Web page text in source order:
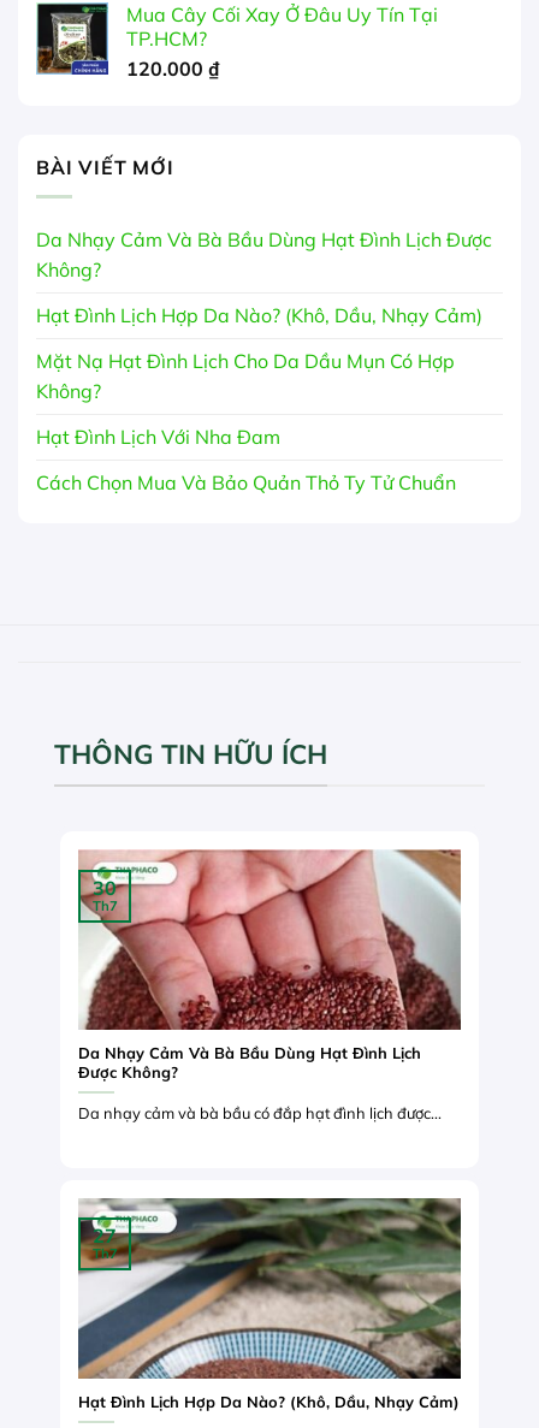
Mua Cây Cối Xay Ở Đâu Uy Tín Tại
TP.HCM?
120.000 ₫
BÀI VIẾT MỚI
Da Nhạy Cảm Và Bà Bầu Dùng Hạt Đình Lịch Được
Không?
Hạt Đình Lịch Hợp Da Nào? (Khô, Dầu, Nhạy Cảm)
Mặt Nạ Hạt Đình Lịch Cho Da Dầu Mụn Có Hợp
Không?
Hạt Đình Lịch Với Nha Đam
Cách Chọn Mua Và Bảo Quản Thỏ Ty Tử Chuẩn
THÔNG TIN HỮU ÍCH
Da Nhạy Cảm Và Bà Bầu Dùng Hạt Đình Lịch
Được Không?
Da nhạy cảm và bà bầu có đắp hạt đình lịch được...
30
Th7
Hạt Đình Lịch Hợp Da Nào? (Khô, Dầu, Nhạy Cảm)
27
Th7